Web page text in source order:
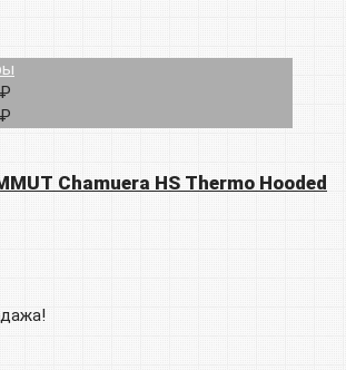
Chamuera HS Thermo Hooded